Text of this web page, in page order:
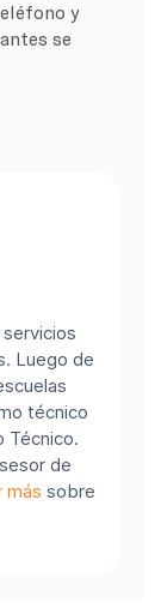
y
se
Luego de
técnico
Técnico.
de
más sobre